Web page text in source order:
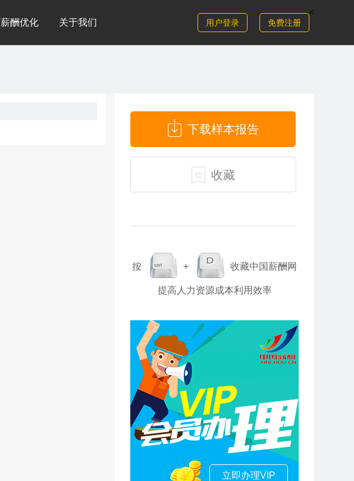
薪酬优化 关于我们
<
用户登录
免费注册
下载样本报告
收藏
按 + 收藏中国薪酬网
提高人力资源成本利用效率
立即办理VIP